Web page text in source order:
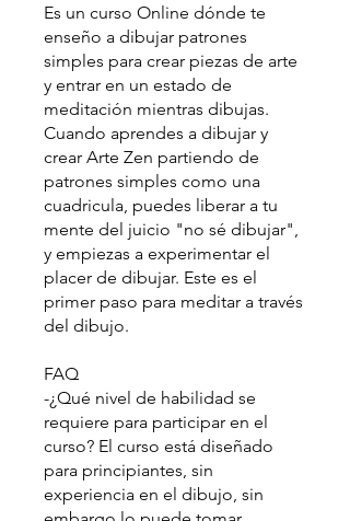
Es un curso Online dónde te
enseño a dibujar patrones
simples para crear piezas de arte
y entrar en un estado de
meditación mientras dibujas.
Cuando aprendes a dibujar y
crear Arte Zen partiendo de
patrones simples como una
cuadricula, puedes liberar a tu
mente del juicio "no sé dibujar",
y empiezas a experimentar el
placer de dibujar. Este es el
primer paso para meditar a través
del dibujo.
FAQ
-¿Qué nivel de habilidad se
requiere para participar en el
curso? El curso está diseñado
para principiantes, sin
experiencia en el dibujo, sin